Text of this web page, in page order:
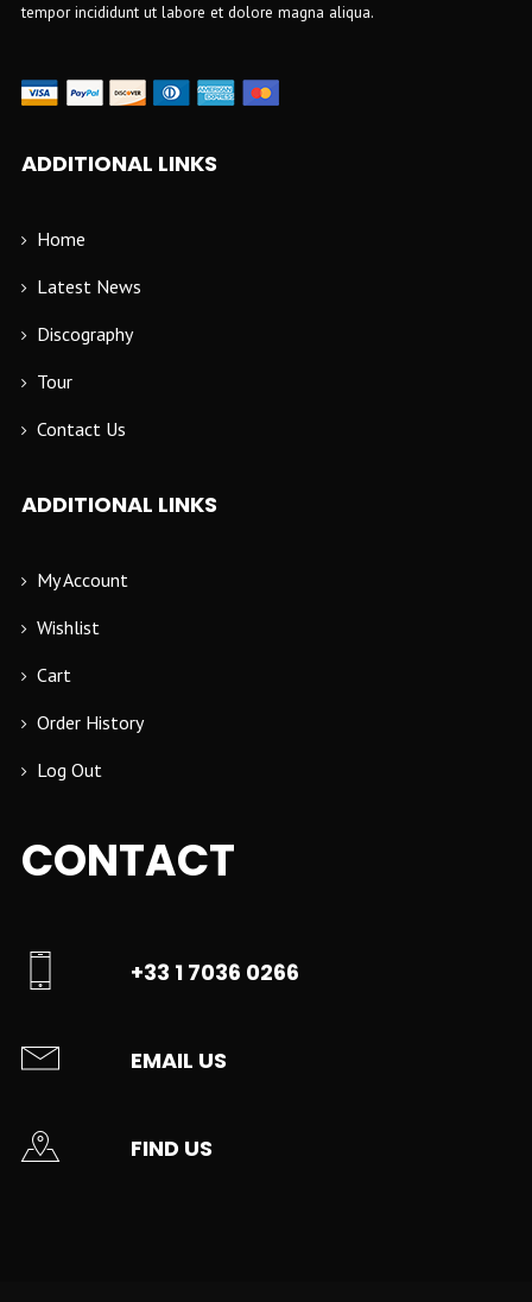
tempor incididunt ut labore et dolore magna aliqua.
ADDITIONAL LINKS
Home
Latest News
Discography
Tour
Contact Us
ADDITIONAL LINKS
My Account
Wishlist
Cart
Order History
Log Out
CONTACT
+33 1 7036 0266
EMAIL US
FIND US